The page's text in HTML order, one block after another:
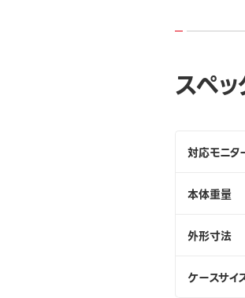
スペ
対応モニタ
本体重量
外形寸法
ケースサイ